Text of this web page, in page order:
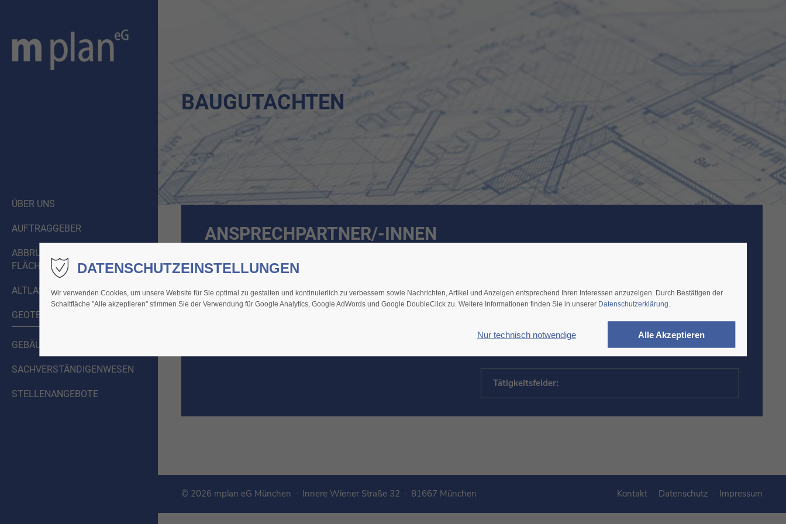
ÜBER UNS
AUFTRAGGEBER
ABBRUCHPLANUNG &
FLÄCHENRECYCLING
ALTLASTEN
GEOTECHNIK
GEBÄUDESCHADSTOFFE
SACHVERSTÄNDIGENWESEN
STELLENANGEBOTE
BAUGUTACHTEN
ANSPRECHPARTNER/-INNEN
Visitenkarte | VCF
u.friedrich@mplan-eg.de
Tätigkeitsfelder:
© 2026 mplan eG München · Innere Wiener Straße 32 · 81667 München Kontakt · Datenschutz · Impressum
DATENSCHUTZEINSTELLUNGEN
Wir verwenden Cookies, um unsere Website für Sie optimal zu gestalten und kontinuierlich zu verbessern sowie Nachrichten, Artikel und Anzeigen entsprechend Ihren Interessen anzuzeigen. Durch Bestätigen der
Schaltfläche "Alle akzeptieren" stimmen Sie der Verwendung für Google Analytics, Google AdWords und Google DoubleClick zu. Weitere Informationen finden Sie in unserer Datenschutzerklärung
Nur technisch notwendige Alle Akzeptieren